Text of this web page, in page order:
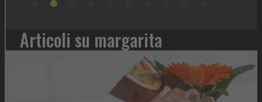
Articoli su margarita